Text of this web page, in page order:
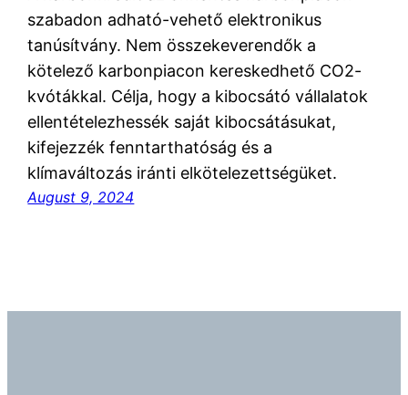
szabadon adható-vehető elektronikus
tanúsítvány. Nem összekeverendők a
kötelező karbonpiacon kereskedhető CO2-
kvótákkal. Célja, hogy a kibocsátó vállalatok
ellentételezhessék saját kibocsátásukat,
kifejezzék fenntarthatóság és a
klímaváltozás iránti elkötelezettségüket.
August 9, 2024